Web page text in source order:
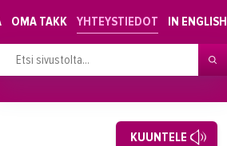
OMA TAKK YHTEYSTIEDOT IN ENGLISH
KUUNTELE
Alkavat koulutukset osiosta